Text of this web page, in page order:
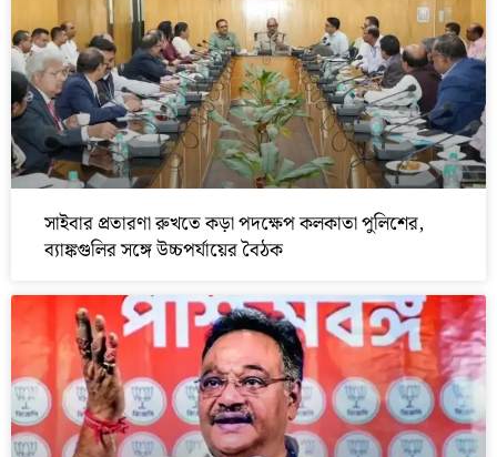
সাইবার প্রতারণা রুখতে কড়া পদক্ষেপ কলকাতা পুলিশের,
ব্যাঙ্কগুলির সঙ্গে উচ্চপর্যায়ের বৈঠক